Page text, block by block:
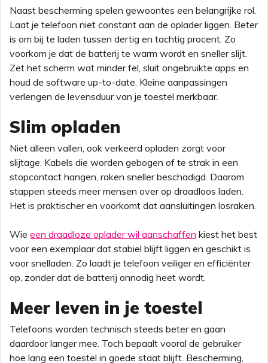
Naast bescherming spelen gewoontes een belangrijke rol.
Laat je telefoon niet constant aan de oplader liggen. Beter
is om bij te laden tussen dertig en tachtig procent. Zo
voorkom je dat de batterij te warm wordt en sneller slijt.
Zet het scherm wat minder fel, sluit ongebruikte apps en
houd de software up-to-date. Kleine aanpassingen
verlengen de levensduur van je toestel merkbaar.
Slim opladen
Niet alleen vallen, ook verkeerd opladen zorgt voor
slijtage. Kabels die worden gebogen of te strak in een
stopcontact hangen, raken sneller beschadigd. Daarom
stappen steeds meer mensen over op draadloos laden.
Het is praktischer en voorkomt dat aansluitingen losraken.
Wie een draadloze oplader wil aanschaffen kiest het best
voor een exemplaar dat stabiel blijft liggen en geschikt is
voor snelladen. Zo laadt je telefoon veiliger en efficiënter
op, zonder dat de batterij onnodig heet wordt.
Meer leven in je toestel
Telefoons worden technisch steeds beter en gaan
daardoor langer mee. Toch bepaalt vooral de gebruiker
hoe lang een toestel in goede staat blijft. Bescherming,